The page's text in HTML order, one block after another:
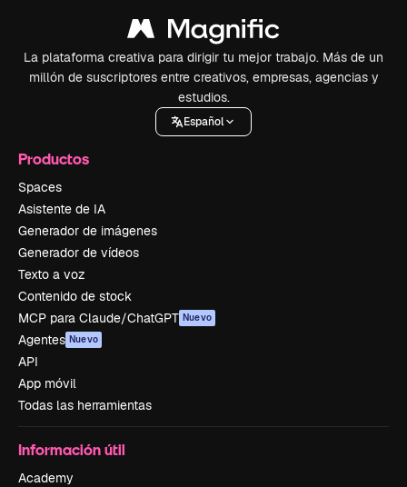
La plataforma creativa para dirigir tu mejor trabajo. Más de un
millón de suscriptores entre creativos, empresas, agencias y
estudios.
Español
Productos
Spaces
Asistente de IA
Generador de imágenes
Generador de vídeos
Texto a voz
Contenido de stock
MCP para Claude/ChatGPT Nuevo
Agentes Nuevo
API
App móvil
Todas las herramientas
Información útil
Academy